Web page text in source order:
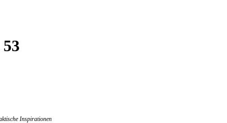
Inspirationen